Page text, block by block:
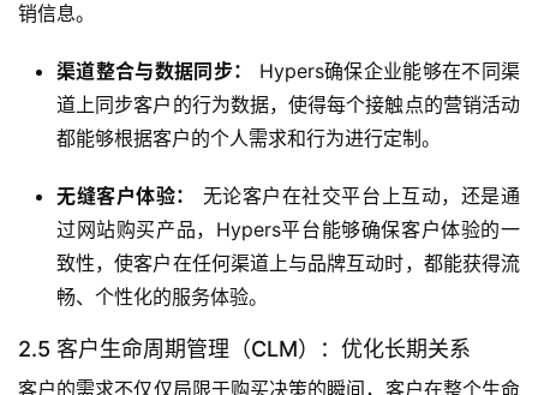
销信息。
渠道整合与数据同步：
Hypers确保企业能够在不同渠
道上同步客户的行为数据，使得每个接触点的营销活动
都能够根据客户的个人需求和行为进行定制。
无缝客户体验：
无论客户在社交平台上互动，还是通
过网站购买产品，Hypers平台能够确保客户体验的一
致性，使客户在任何渠道上与品牌互动时，都能获得流
畅、个性化的服务体验。
2.5 客户生命周期管理（CLM）：优化长期关系
客户的需求不仅仅局限于购买决策的瞬间，客户在整个生命